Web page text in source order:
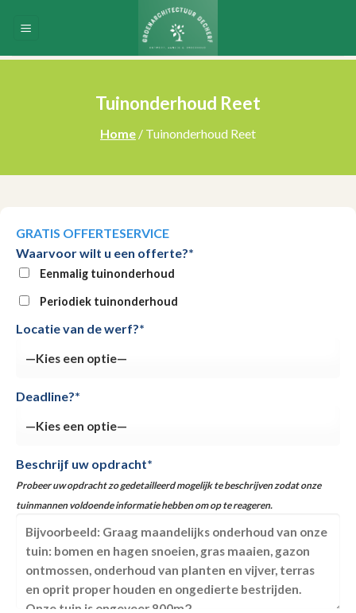
Tuinonderhoud Reet
Home / Tuinonderhoud Reet
GRATIS OFFERTESERVICE
Waarvoor wilt u een offerte?*
Eenmalig tuinonderhoud
Periodiek tuinonderhoud
Locatie van de werf?*
Deadline?*
Beschrijf uw opdracht*
Probeer uw opdracht zo gedetailleerd mogelijk te beschrijven zodat onze
tuinmannen voldoende informatie hebben om op te reageren.